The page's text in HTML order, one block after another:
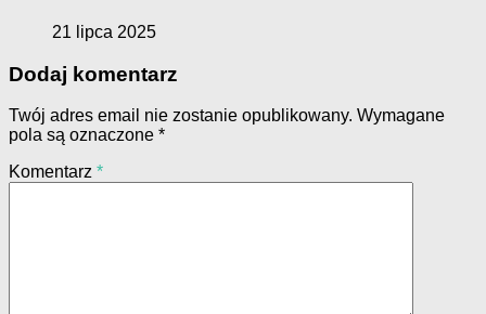
21 lipca 2025
Dodaj komentarz
Twój adres email nie zostanie opublikowany. Wymagane
pola są oznaczone *
Komentarz *